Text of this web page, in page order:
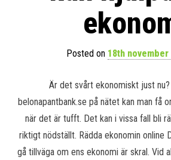
Posted on 18th november
Är det svårt ekonomiskt just
belonapantbank.se på nätet kan man få
när det är tufft. Det kan i vissa fall bli
riktigt nödställt. Rädda ekonomin online
gå tillväga om ens ekonomi är skral. Vid